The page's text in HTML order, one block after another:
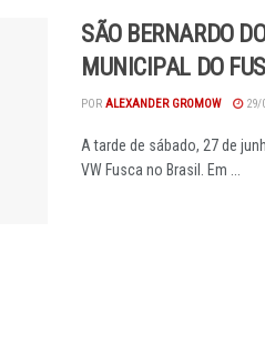
SÃO BERNARDO
MUNICIPAL DO
POR ALEXANDER GROMOW 29/
A tarde de sábado, 27 de
VW Fusca no Brasil. Em ...